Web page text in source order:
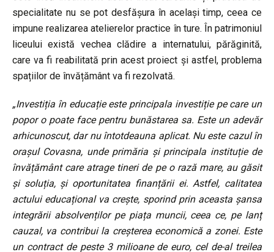
specialitate nu se pot desfășura în același timp, ceea ce
impune realizarea atelierelor practice în ture. În patrimoniul
liceului există vechea clădire a internatului, părăginită,
care va fi reabilitată prin acest proiect și astfel, problema
spațiilor de învățământ va fi rezolvată.
„Investiția în educație este principala investiție pe care un
popor o poate face pentru bunăstarea sa. Este un adevăr
arhicunoscut, dar nu întotdeauna aplicat. Nu este cazul în
orașul Covasna, unde primăria și principala instituție de
învățământ care atrage tineri de pe o rază mare, au găsit
și soluția, și oportunitatea finanțării ei. Astfel, calitatea
actului educațional va crește, sporind prin aceasta șansa
integrării absolvenților pe piața muncii, ceea ce, pe lanț
cauzal, va contribui la creșterea economică a zonei. Este
un contract de peste 3 milioane de euro, cel de-al treilea